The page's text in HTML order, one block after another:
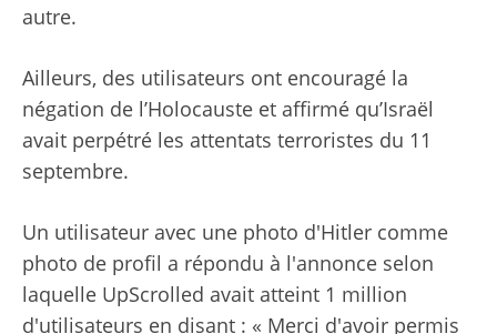
autre.
Ailleurs, des utilisateurs ont encouragé la
négation de l’Holocauste et affirmé qu’Israël
avait perpétré les attentats terroristes du 11
septembre.
Un utilisateur avec une photo d'Hitler comme
photo de profil a répondu à l'annonce selon
laquelle UpScrolled avait atteint 1 million
d'utilisateurs en disant : « Merci d'avoir permis